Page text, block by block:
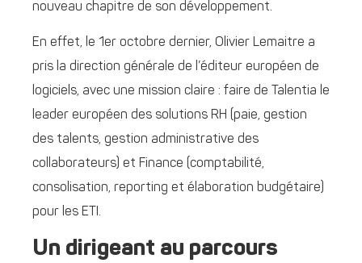
nouveau chapitre de son développement.
En effet, le 1er octobre dernier, Olivier Lemaitre a
pris la direction générale de l’éditeur européen de
logiciels, avec une mission claire : faire de Talentia le
leader européen des solutions RH (paie, gestion
des talents, gestion administrative des
collaborateurs) et Finance (comptabilité,
consolisation, reporting et élaboration budgétaire)
pour les ETI.
Un dirigeant au parcours